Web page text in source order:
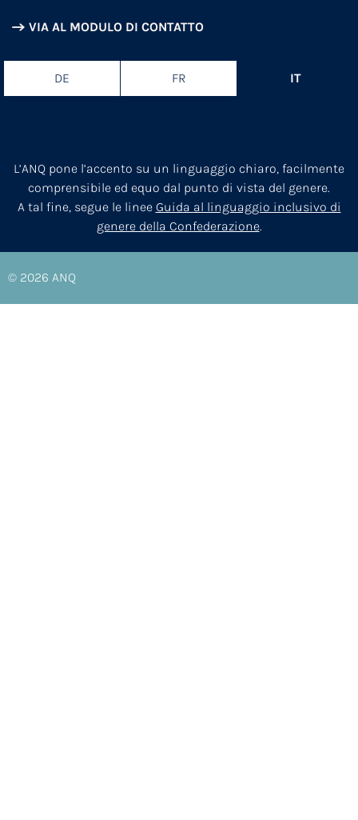
VIA AL MODULO DI CONTATTO
DE FR IT
L’ANQ pone l’accento su un linguaggio chiaro, facilmente
comprensibile ed equo dal punto di vista del genere.
A tal fine, segue le linee Guida al linguaggio inclusivo di
genere della Confederazione.
© 2026 ANQ